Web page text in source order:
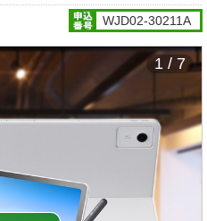
WJD02-30211A
1 / 7